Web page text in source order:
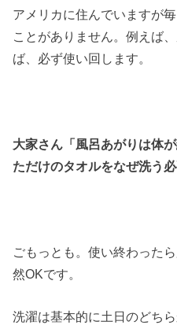
アメリカに住んでいますが
ことがありません。例えば
ば、必ず使い回します。
大家さん「風呂あがりは体
ただけのタオルをなぜ洗う必
ごもっとも。使い終わった
然OKです。
洗濯は基本的に土日のどち